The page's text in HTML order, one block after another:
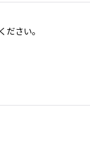
ださい。